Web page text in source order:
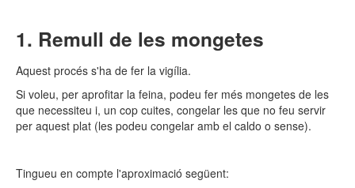
Remull de les mongetes
Aquest procés s'ha de fer la vigília.
Si voleu, per aprofitar la feina, podeu fer més mongetes de les
que necessiteu i, un cop cuites, congelar les que no feu servir
per aquest plat (les podeu congelar amb el caldo o sense).
Tingueu en compte l'aproximació següent: